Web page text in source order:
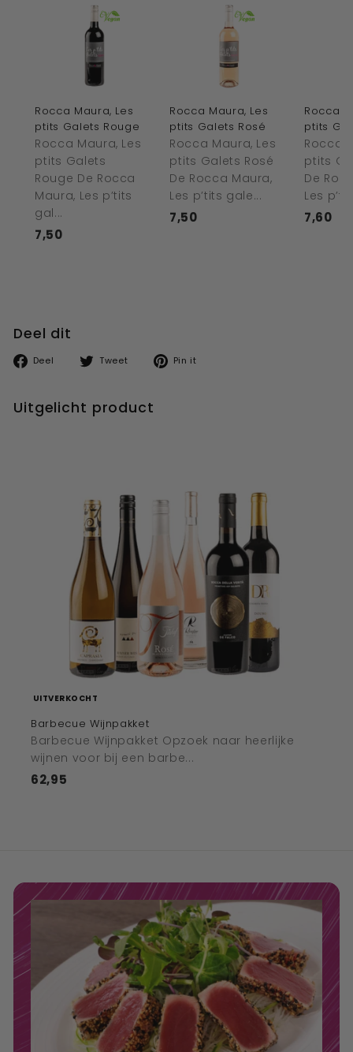
Deel dit
Deel
Deel
Tweet
Tweet Pin it
Uitgelicht product
UITVERKOCHT
Barbecue Wijnpakket
Barbecue Wijnpakket Opzoek naar heerlijke
wijnen voor bij een barbe...
62,95
Rocca Maura, Les
ptits Galets Rouge
Rocca Maura, Les
ptits Galets
Rouge De Rocca
Maura, Les p’tits
gal...
7,50
Rocca Maura, Les
ptits Galets Rosé
Rocca Maura, Les
ptits Galets Rosé
De Rocca Maura,
Les p’tits gale...
7,50
Rocca
ptits
Rocca
ptits
De
Les
7,60